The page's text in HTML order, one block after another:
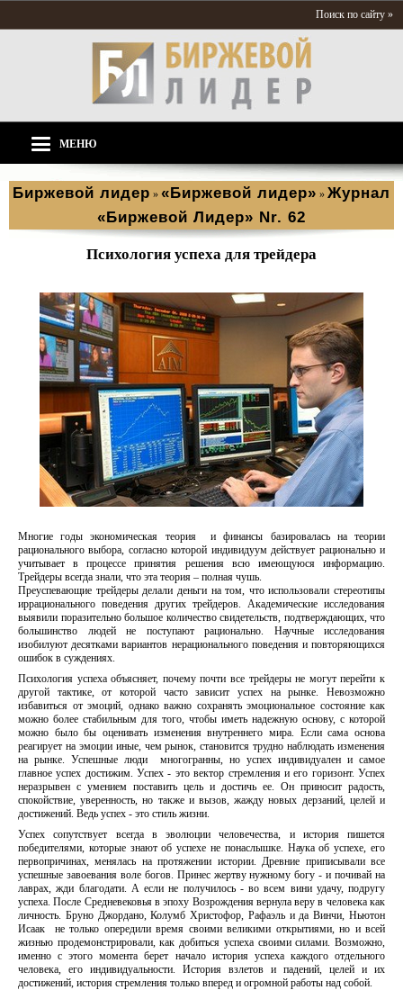
Поиск по сайту »
МЕНЮ
Биржевой лидер » «Биржевой лидер» » Журнал
«Биржевой Лидер» Nr. 62
Психология успеха для трейдера
Многие годы экономическая теория и финансы базировалась на теории
рационального выбора, согласно которой индивидуум действует рационально и
учитывает в процессе принятия решения всю имеющуюся информацию.
Трейдеры всегда знали, что эта теория – полная чушь.
Преуспевающие трейдеры делали деньги на том, что использовали стереотипы
иррационального поведения других трейдеров. Академические исследования
выявили поразительно большое количество свидетельств, подтверждающих, что
большинство людей не поступают рационально. Научные исследования
изобилуют десятками вариантов нерационального поведения и повторяющихся
ошибок в суждениях.
Психология успеха объясняет, почему почти все трейдеры не могут перейти к
другой тактике, от которой часто зависит успех на рынке. Невозможно
избавиться от эмоций, однако важно сохранять эмоциональное состояние как
можно более стабильным для того, чтобы иметь надежную основу, с которой
можно было бы оценивать изменения внутреннего мира. Если сама основа
реагирует на эмоции иные, чем рынок, становится трудно наблюдать изменения
на рынке. Успешные люди многогранны, но успех индивидуален и самое
главное успех достижим. Успех - это вектор стремления и его горизонт. Успех
неразрывен с умением поставить цель и достичь ее. Он приносит радость,
спокойствие, уверенность, но также и вызов, жажду новых дерзаний, целей и
достижений. Ведь успех - это стиль жизни.
Успех сопутствует всегда в эволюции человечества, и история пишется
победителями, которые знают об успехе не понаслышке. Наука об успехе, его
первопричинах, менялась на протяжении истории. Древние приписывали все
успешные завоевания воле богов. Принес жертву нужному богу - и почивай на
лаврах, жди благодати. А если не получилось - во всем вини удачу, подругу
успеха. После Средневековья в эпоху Возрождения вернула веру в человека как
личность. Бруно Джордано, Колумб Христофор, Рафаэль и да Винчи, Ньютон
Исаак не только опередили время своими великими открытиями, но и всей
жизнью продемонстрировали, как добиться успеха своими силами. Возможно,
именно с этого момента берет начало история успеха каждого отдельного
человека, его индивидуальности. История взлетов и падений, целей и их
достижений, история стремления только вперед и огромной работы над собой.